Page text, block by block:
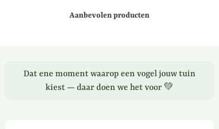
Aanbevolen producten
Dat ene moment waarop een vogel jouw tuin
kiest — daar doen we het voor 💚